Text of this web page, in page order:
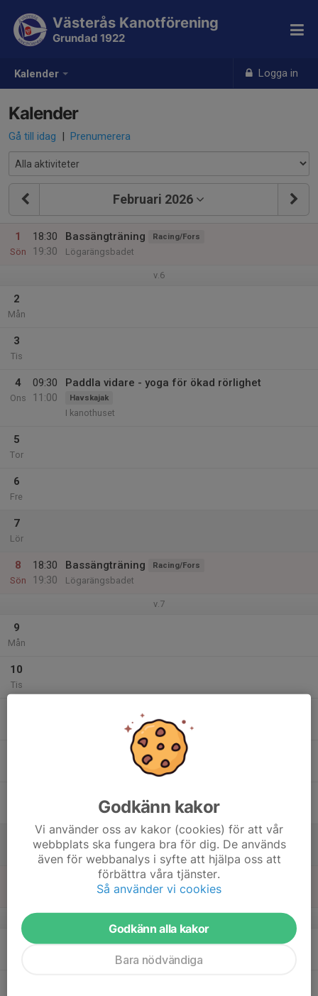
Kalender Logga in
Västerås Kanotförening
Grundad 1922
Kalender
Gå till idag | Prenumerera
Februari 2026
1
Sön
18:30
19:30
Bassängträning Racing/Fors
Lögarängsbadet
v.6
2
Mån
3
Tis
4
Ons
09:30
11:00
Paddla vidare - yoga för ökad rörlighet
Havskajak
I kanothuset
5
Tor
6
Fre
7
Lör
8
Sön
18:30
19:30
Bassängträning Racing/Fors
Lögarängsbadet
v.7
9
Mån
10
Tis
Paddla vidare - vinterträning
I gymmet eller utomhus i snön
Bassängträning Racing/Fors
Lögarängsbadet
Godkänn kakor
Vi använder oss av kakor (cookies) för att vår
webbplats ska fungera bra för dig. De används
även för webbanalys i syfte att hjälpa oss att
förbättra våra tjänster.
Så använder vi cookies
Godkänn alla kakor
Bara nödvändiga